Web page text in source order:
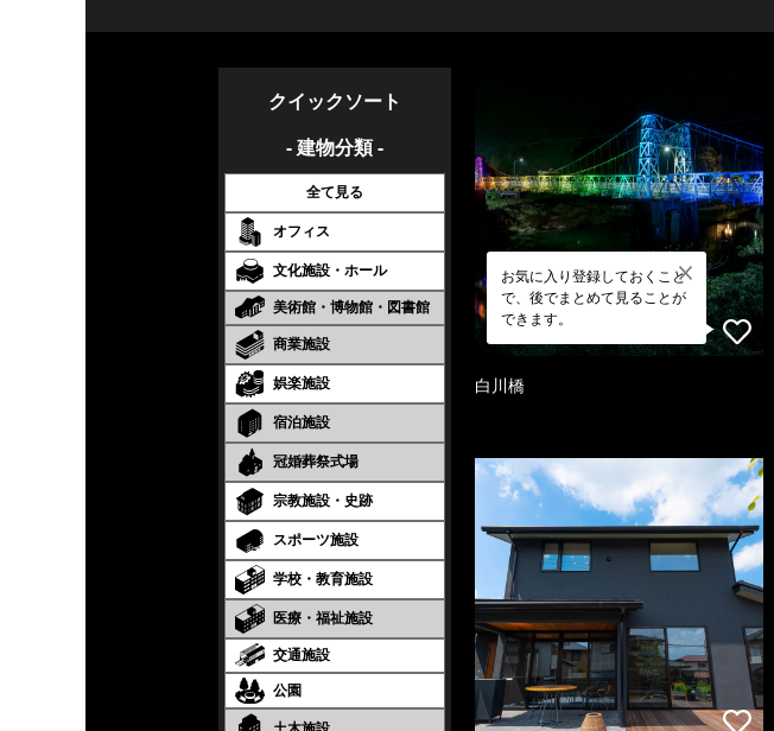
クイックソート
- 建物分類 -
全て見る
オフィス
文化施設・ホール
美術館・博物館・図書館
商業施設
娯楽施設
宿泊施設
冠婚葬祭式場
宗教施設・史跡
スポーツ施設
学校・教育施設
医療・福祉施設
交通施設
公園
お気に入り登録しておくこと
で、後でまとめて見ることが
できます。
白川橋